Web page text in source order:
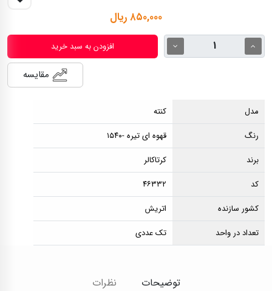
۸۵۰,۰۰۰ ریال
افزودن به سبد خرید
مقایسه
مدل
کنته
رنگ
قهوه ای تیره -۱۵۴۰
برند
کرتاکالر
کد
۴۶۳۳۲
کشور سازنده
اتریش
تعداد در واحد
تک عددی
توضیحات نظرات